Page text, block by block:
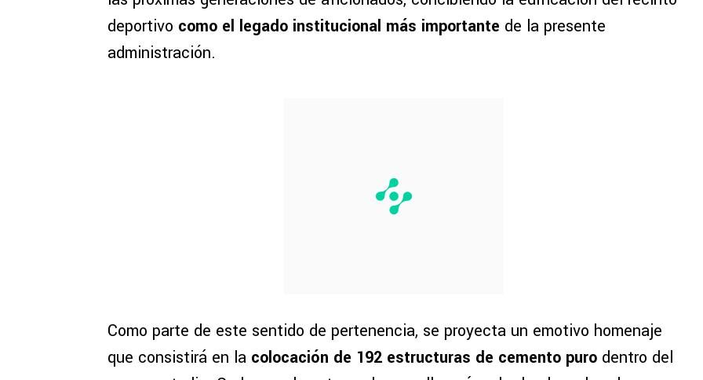
deportivo como el legado institucional más importante de la presente
administración.
Como parte de este sentido de pertenencia, se proyecta un emotivo homenaje
que consistirá en la colocación de 192 estructuras de cemento puro dentro del